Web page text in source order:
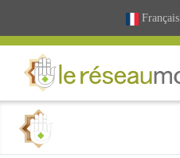
Français